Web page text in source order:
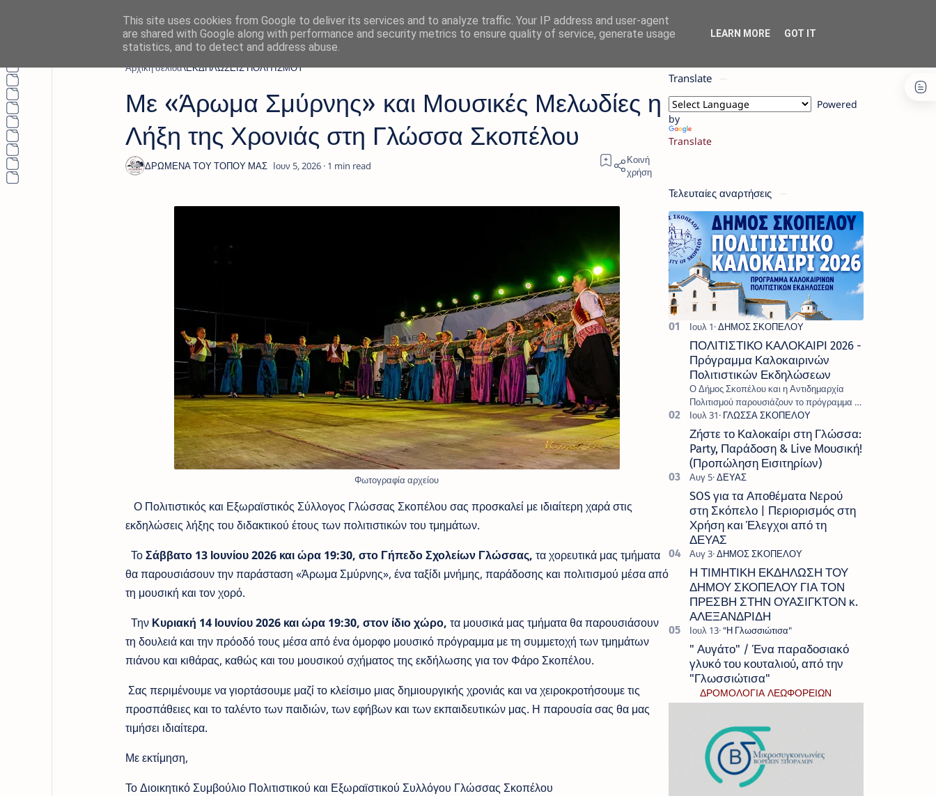
Αρχική σελίδα ΕΚΔΗΛΩΣΕΙΣ ΠΟΛΙΤΙΣΜΟΥ
Με «Άρωμα Σμύρνης» και Μουσικές Μελωδίες η
Λήξη της Χρονιάς στη Γλώσσα Σκοπέλου
1
Φωτογραφία αρχείου
Ο Πολιτιστικός και Εξωραϊστικός Σύλλογος Γλώσσας Σκοπέλου σας προσκαλεί με ιδιαίτερη χαρά στις
εκδηλώσεις λήξης του διδακτικού έτους των πολιτιστικών του τμημάτων.
ΤοΣάββατο 13 Ιουνίου 2026 και ώρα 19:30, στο Γήπεδο Σχολείων Γλώσσας, τα χορευτικά μας τμήματα
θα παρουσιάσουν την παράσταση «Άρωμα Σμύρνης», ένα ταξίδι μνήμης, παράδοσης και πολιτισμού μέσα από
τη μουσική και τον χορό.
Την Κυριακή 14 Ιουνίου 2026 και ώρα 19:30, στον ίδιο χώρο, τα μουσικά μας τμήματα θα παρουσιάσουν
τη δουλειά και την πρόοδό τους μέσα από ένα όμορφο μουσικό πρόγραμμα με τη συμμετοχή των τμημάτων
πιάνου και κιθάρας, καθώς και του μουσικού σχήματος της εκδήλωσης για τον Φάρο Σκοπέλου.
Σας περιμένουμε να γιορτάσουμε μαζί το κλείσιμο μιας δημιουργικής χρονιάς και να χειροκροτήσουμε τις
προσπάθειες και το ταλέντο των παιδιών, των εφήβων και των εκπαιδευτικών μας. Η παρουσία σας θα μας
τιμήσει ιδιαίτερα.
Με εκτίμηση,
Το Διοικητικό Συμβούλιο Πολιτιστικού και Εξωραϊστικού Συλλόγου Γλώσσας Σκοπέλου
Translate
Powered
by
Translate
Τελευταίες αναρτήσεις
ΠΟΛΙΤΙΣΤΙΚΟ ΚΑΛΟΚΑΙΡΙ 2026 -
Πρόγραμμα Καλοκαιρινών
Πολιτιστικών Εκδηλώσεων
Ο Δήμος Σκοπέλου και η Αντιδημαρχία
Πολιτισμού παρουσιάζουν το πρόγραμμα «
Πολιτιστικό Καλοκαίρι 2026 », ένα πλούσιο
και πολυσυλλεκτικό πρόγραμμα εκδ…
Ζήστε το Καλοκαίρι στη Γλώσσα:
Party, Παράδοση & Live Μουσική!
(Προπώληση Εισιτηρίων)
SOS για τα Αποθέματα Νερού
στη Σκόπελο | Περιορισμός στη
Χρήση και Έλεγχοι από τη
ΔΕΥΑΣ
Η ΤΙΜΗΤΙΚΗ ΕΚΔΗΛΩΣΗ ΤΟΥ
ΔΗΜΟΥ ΣΚΟΠΕΛΟΥ ΓΙΑ ΤΟΝ
ΠΡΕΣΒΗ ΣΤΗΝ ΟΥΑΣΙΓΚΤΟΝ κ.
ΑΛΕΞΑΝΔΡΙΔΗ
" Αυγάτο" / Ένα παραδοσιακό
γλυκό του κουταλιού, από την
"Γλωσσιώτισα"
ΔΡΟΜΟΛΟΓΙΑ ΛΕΩΦΟΡΕΙΩΝ
This site uses cookies from Google to deliver its services and to analyze traffic. Your IP address and user-agent
are shared with Google along with performance and security metrics to ensure quality of service, generate usage
statistics, and to detect and address abuse.
LEARN MORE GOT IT